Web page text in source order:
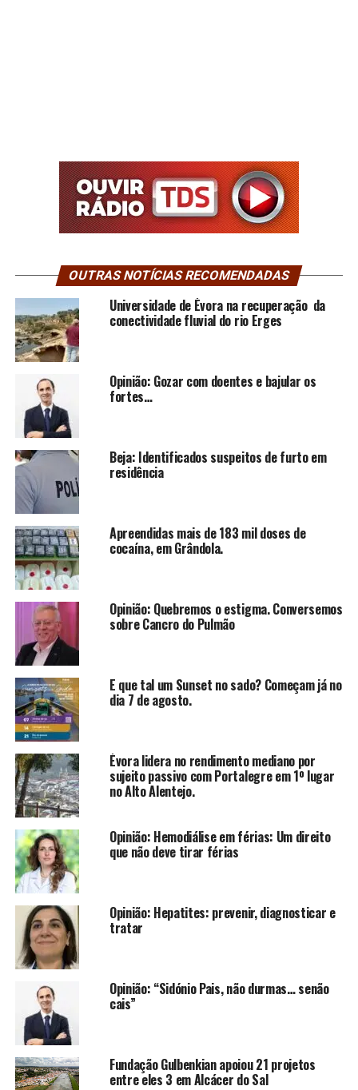
OUTRAS NOTÍCIAS RECOMENDADAS
Universidade de Évora na recuperação da
conectividade fluvial do rio Erges
Opinião: Gozar com doentes e bajular os
fortes…
Beja: Identificados suspeitos de furto em
residência
Apreendidas mais de 183 mil doses de
cocaína, em Grândola.
Opinião: Quebremos o estigma. Conversemos
sobre Cancro do Pulmão
E que tal um Sunset no sado? Começam já no
dia 7 de agosto.
Évora lidera no rendimento mediano por
sujeito passivo com Portalegre em 1º lugar
no Alto Alentejo.
Opinião: Hemodiálise em férias: Um direito
que não deve tirar férias
Opinião: Hepatites: prevenir, diagnosticar e
tratar
Opinião: “Sidónio Pais, não durmas… senão
cais”
Fundação Gulbenkian apoiou 21 projetos
entre eles 3 em Alcácer do Sal